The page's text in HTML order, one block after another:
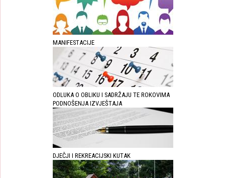
MANIFESTACIJE
ODLUKA O OBLIKU I SADRŽAJU TE ROKOVIMA
PODNOŠENJA IZVJEŠTAJA
DJEČJI I REKREACIJSKI KUTAK